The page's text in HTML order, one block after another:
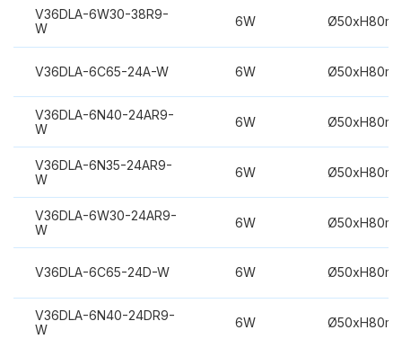
V36DLA-6W30-38R9-
W
6W
V36DLA-6C65-24A-W 6W
V36DLA-6N40-24AR9-
W
6W
V36DLA-6N35-24AR9-
W
6W
V36DLA-6W30-24AR9-
W
6W
V36DLA-6C65-24D-W 6W
V36DLA-6N40-24DR9-
W
6W